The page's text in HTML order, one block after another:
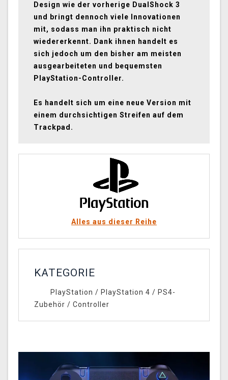
Design wie der vorherige DualShock 3
und bringt dennoch viele Innovationen
mit, sodass man ihn praktisch nicht
wiedererkennt. Dank ihnen handelt es
sich jedoch um den bisher am meisten
ausgearbeiteten und bequemsten
PlayStation-Controller.
Es handelt sich um eine neue Version mit
einem durchsichtigen Streifen auf dem
Trackpad.
Alles aus dieser Reihe
KATEGORIE
PlayStation / PlayStation 4 / PS4-
Zubehör / Controller